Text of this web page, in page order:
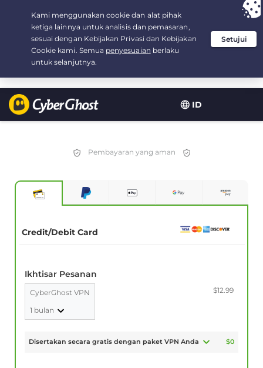
ID
Your choice:The Best Dealfor 3.3333333333333-years at $
/month
Pembayaran yang aman
Credit/Debit Card
Ikhtisar Pesanan
CyberGhost VPN
1 bulan
$12.99
Disertakan secara gratis dengan paket VPN Anda $0